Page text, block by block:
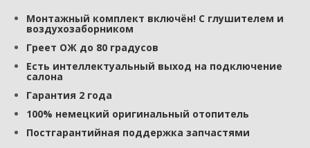
Монтажный комплект включён! С глушителем и
воздухозаборником
Греет ОЖ до 80 градусов
Есть интеллектуальный выход на подключение
салона
Гарантия 2 года
100% немецкий оригинальный отопитель
Постгарантийная поддержка запчастями